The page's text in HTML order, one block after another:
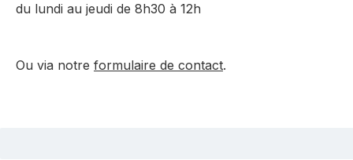
du lundi au jeudi de 8h30 à 12h
Ou via notre formulaire de contact.